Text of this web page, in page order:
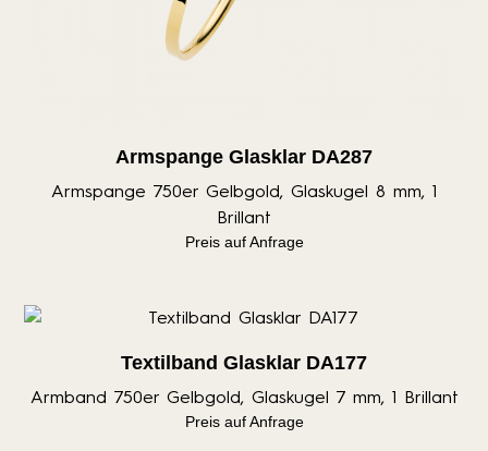
Armspange Glasklar DA287
Armspange 750er Gelbgold, Glaskugel 8 mm, 1
Brillant
Preis auf Anfrage
Textilband Glasklar DA177
Armband 750er Gelbgold, Glaskugel 7 mm, 1 Brillant
Preis auf Anfrage